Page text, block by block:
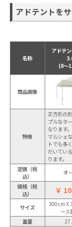
アドテントを
名称
アドテ
(8～
商品画像
特徴
正方形の
プルなタ
なります。
マルシェ
トでも多
だいてい
ります。
定価（税
込）
オ
価格（税
込）
￥
サイズ
300cm X
ース
重量